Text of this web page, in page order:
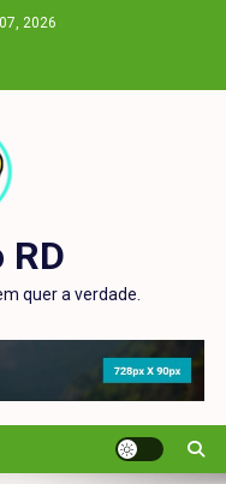
2026
RD
quer a verdade.